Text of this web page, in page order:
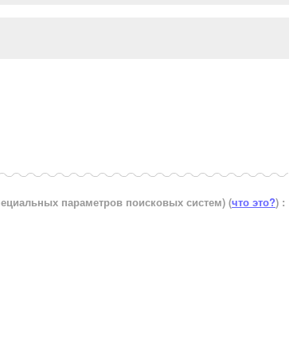
параметров поисковых систем) (что это?) :